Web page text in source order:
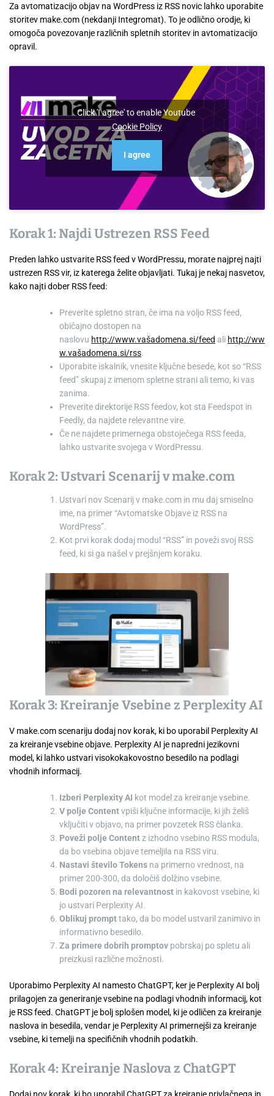
Za avtomatizacijo objav na WordPress iz RSS novic lahko uporabite
storitev make.com (nekdanji Integromat). To je odlično orodje, ki
omogoča povezovanje različnih spletnih storitev in avtomatizacijo
opravil.
Click 'I agree' to enable Youtube
Cookie Policy
I agree
Korak 1: Najdi Ustrezen RSS Feed
Preden lahko ustvarite RSS feed v WordPressu, morate najprej najti
ustrezen RSS vir, iz katerega želite objavljati. Tukaj je nekaj nasvetov,
kako najti dober RSS feed:
Preverite spletno stran, če ima na voljo RSS feed,
običajno dostopen na
naslovu http://www.vašadomena.si/feed ali http://ww
w.vašadomena.si/rss.
Uporabite iskalnik, vnesite ključne besede, kot so “RSS
feed” skupaj z imenom spletne strani ali temo, ki vas
zanima.
Preverite direktorije RSS feedov, kot sta Feedspot in
Feedly, da najdete relevantne vire.
Če ne najdete primernega obstoječega RSS feeda,
lahko ustvarite svojega v WordPressu.
Korak 2: Ustvari Scenarij v make.com
Ustvari nov Scenarij v make.com in mu daj smiselno
ime, na primer “Avtomatske Objave iz RSS na
WordPress”.
Kot prvi korak dodaj modul “RSS” in poveži svoj RSS
feed, ki si ga našel v prejšnjem koraku.
Korak 3: Kreiranje Vsebine z Perplexity AI
V make.com scenariju dodaj nov korak, ki bo uporabil Perplexity AI
za kreiranje vsebine objave. Perplexity AI je napredni jezikovni
model, ki lahko ustvari visokokakovostno besedilo na podlagi
vhodnih informacij.
Izberi Perplexity AI kot model za kreiranje vsebine.
V polje Contentvpiši ključne informacije, ki jih želiš
vključiti v objavo, na primer povzetek RSS članka.
Poveži polje Contentz izhodno vsebino RSS modula,
da bo vsebina objave temeljila na RSS viru.
Nastavi število Tokens na primerno vrednost, na
primer 200-300, da določiš dolžino vsebine.
Bodi pozoren na relevantnost in kakovost vsebine, ki
jo ustvari Perplexity AI.
Oblikuj prompttako, da bo model ustvaril zanimivo in
informativno besedilo.
Za primere dobrih promptov pobrskaj po spletu ali
preizkusi različne možnosti.
Uporabimo Perplexity AI namesto ChatGPT, ker je Perplexity AI bolj
prilagojen za generiranje vsebine na podlagi vhodnih informacij, kot
je RSS feed. ChatGPT je bolj splošen model, ki je odličen za kreiranje
naslova in besedila, vendar je Perplexity AI primernejši za kreiranje
vsebine, ki temelji na specifičnih vhodnih podatkih.
Korak 4: Kreiranje Naslova z ChatGPT
Dodaj nov korak, ki bo uporabil ChatGPT za kreiranje privlačnega in